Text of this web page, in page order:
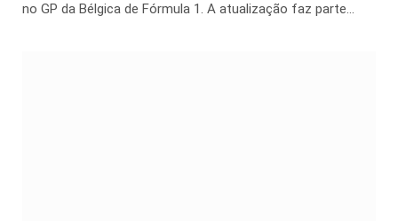
no GP da Bélgica de Fórmula 1. A atualização faz parte…